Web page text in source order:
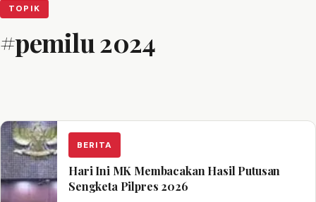
TOPIK
#pemilu 2024
BERITA
Hari Ini MK Membacakan Hasil Putusan
Sengketa Pilpres 2026